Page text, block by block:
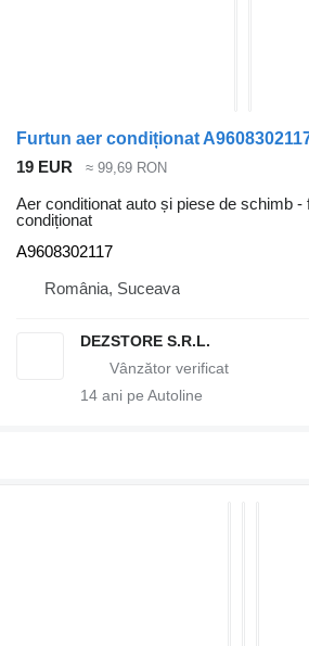
19 EUR ≈ 99,69 RON
Aer conditionat auto și piese de schimb -
condiționat
A9608302117
România, Suceava
DEZSTORE S.R.L.
14 ani pe Autoline